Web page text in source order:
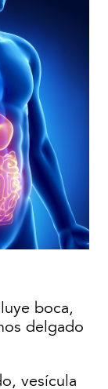
boca,
delgado
vesícula